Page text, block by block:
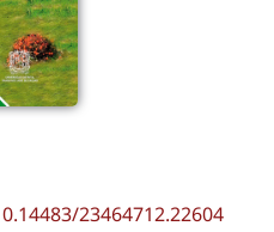
23464712.22604